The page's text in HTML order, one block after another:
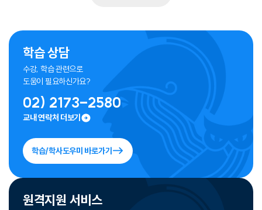
학습 상담
수강, 학습 관련으로
도움이 필요하신가요?
02) 2173-2580
교내 연락처 더보기
학습/학사도우미 바로가기
원격지원 서비스